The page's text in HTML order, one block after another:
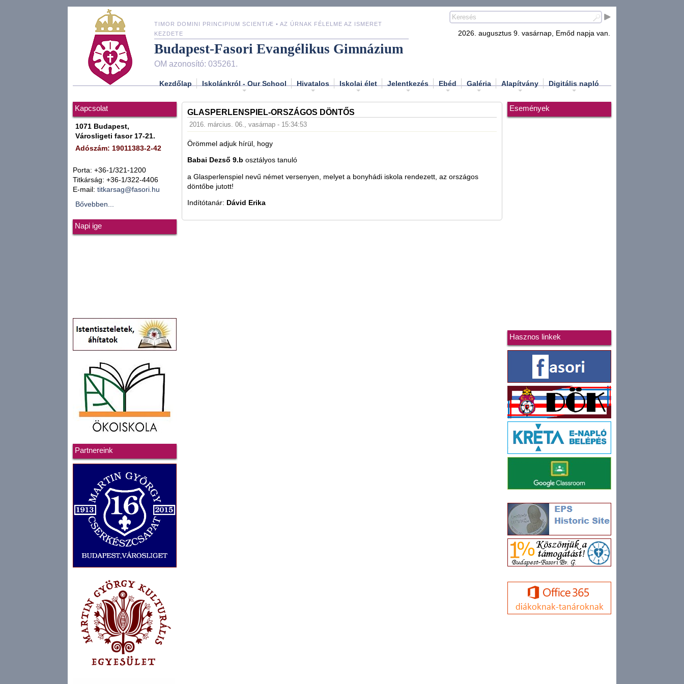
TIMOR DOMINI PRINCIPIUM SCIENTIÆ • AZ ÚRNAK FÉLELME AZ ISMERET
KEZDETE
Budapest-Fasori Evangélikus Gimnázium
OM azonosító: 035261.
2026. augusztus 9. vasárnap, Emőd napja van.
Kezdőlap Iskolánkról - Our School Hivatalos Iskolai élet Jelentkezés Ebéd Galéria Alapítvány Digitális napló
Kapcsolat
1071 Budapest,
Városligeti fasor 17-21.
Adószám: 19011383-2-42
Porta: +36-1/321-1200
Titkárság: +36-1/322-4406
E-mail: titkarsag@fasori.hu
Bővebben...
Napi ige
Partnereink
GLASPERLENSPIEL-ORSZÁGOS DÖNTŐS
2016. március. 06., vasárnap - 15:34:53
Örömmel adjuk hírül, hogy
Babai Dezső 9.b osztályos tanuló
a Glasperlenspiel nevű német versenyen, melyet a bonyhádi iskola rendezett, az országos
döntőbe jutott!
Indítótanár: Dávid Erika
Események
Hasznos linkek